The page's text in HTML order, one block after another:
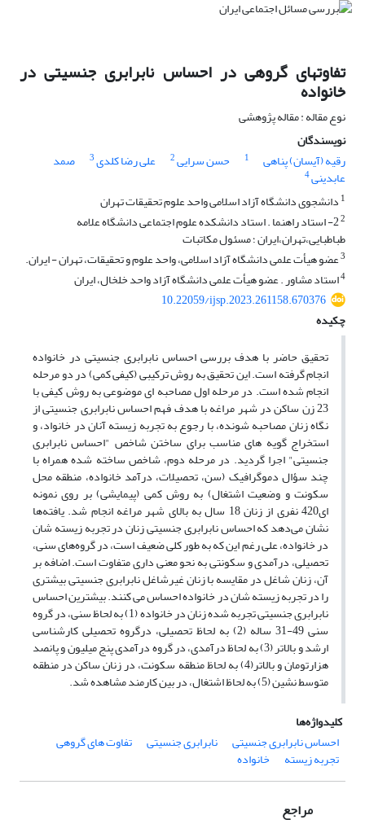
تفاوتهای گروهی در احساس نابرابری جنسیتی در
خانواده
نوع مقاله : مقاله پژوهشی
نویسندگان
رقیه (آیسان) پناهی
1 حسن سرایی2 علی رضا کلدی3 صمد
عابدینی4
1 دانشجوی دانشگاه آزاد اسلامی واحد علوم تحقیقات تهران
2 2- استاد راهنما . استاد دانشکده علوم اجتماعی دانشگاه علامه
طباطبایی،تهران،ایران ؛ مسئول مکاتبات
3عضو هیأت علمی دانشگاه آزاد اسلامی، واحد علوم و تحقیقات، تهران - ایران.
4استاد مشاور . عضو هیأت علمی دانشگاه آزاد واحد خلخال، ایران
10.22059/ijsp.2023.261158.670376
چکیده
تحقیق حاضر با هدف بررسی احساس نابرابری جنسیتی در خانواده
انجام گرفته است. این تحقیق به روش ترکیبی (کیفی کمی) در دو مرحله
انجام شده است. در مرحله اول مصاحبه ای موضوعی به روش کیفی با
23 زن ساکن در شهر مراغه با هدف فهم احساس نابرابری جنسیتی از
نگاه زنان مصاحبه شونده، با رجوع به تجربه زیسته آنان در خانواد، و
استخراج گویه های مناسب برای ساختن شاخص "احساس نابرابری
جنسیتی" اجرا گردید. در مرحله دوم، شاخص ساخته شده همراه با
چند سؤال دموگرافیک (سن، تحصیلات، درآمد خانواده، منطقه محل
سکونت و وضعیت اشتغال) به روش کمی (پیمایشی) بر روی نمونه
ای420 نفری از زنان 18 سال به بالای شهر مراغه انجام شد. یافته‌ها
نشان می‌دهد که احساس نابرابری جنسیتی زنان در تجربه زیسته شان
در خانواده، علی رغم این که به طور کلی ضعیف است، در گروه‌های سنی،
تحصیلی، درآمدی و سکونتی به نحو معنی داری متفاوت است. اضافه بر
آن، زنان شاغل در مقایسه با زنان غیرشاغل نابرابری جنسیتی بیشتری
را در تجربه زیسته شان در خانواده احساس می کنند. بیشترین احساس
نابرابری جنسیتی تجربه شده زنان در خانواده (1) به لحاظ سنی، در گروه
سنی 49-31 ساله (2) به لحاظ تحصیلی، درگروه تحصیلی کارشناسی
ارشد و بالاتر (3) به لحاظ درآمدی، در گروه درآمدی پنج میلیون و پانصد
هزارتومان و بالاتر(4) به لحاظ منطقه سکونت، در زنان ساکن در منطقه
متوسط نشین (5) به لحاظ اشتغال، در بین کارمند مشاهده شد.
کلیدواژه‌ها
احساس نابرابری جنسیتی
نابرابری جنسیتی تفاوت های گروهی
تجربه زیسته خانواده
مراجع